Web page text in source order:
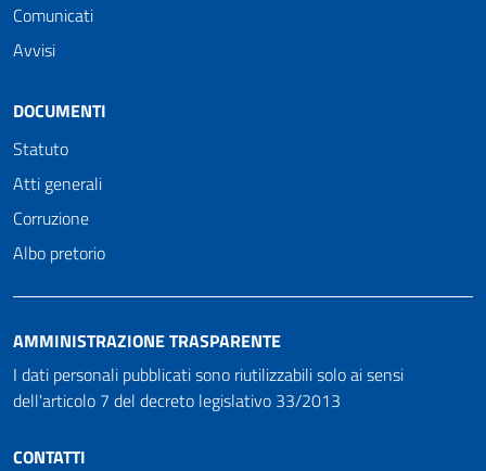
Comunicati
Avvisi
DOCUMENTI
Statuto
Atti generali
Corruzione
Albo pretorio
AMMINISTRAZIONE TRASPARENTE
I dati personali pubblicati sono riutilizzabili solo ai sensi
dell'articolo 7 del decreto legislativo 33/2013
CONTATTI